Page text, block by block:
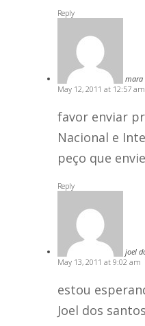
Reply
mara
May 12, 2011 at 12:57 am
favor enviar
Nacional e
peço que
Reply
joel
May 13, 2011 at 9:02 am
estou
Joel dos santos